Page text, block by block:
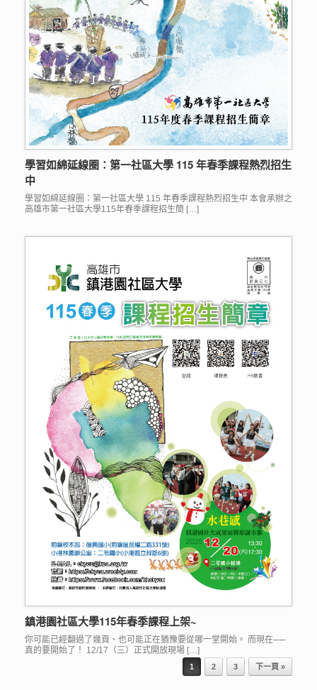
學習如綿延線圈：第一社區大學 115 年春季課程熱烈招生
中
學習如綿延線圈：第一社區大學 115 年春季課程熱烈招生中 本會承辦之
高雄市第一社區大學115年春季課程招生簡 […]
鎮港園社區大學115年春季課程上架~
你可能已經翻過了幾頁、也可能正在猶豫要從哪一堂開始。 而現在──
真的要開始了！ 12/17（三）正式開放現場 […]
1 2 3 下一頁 »